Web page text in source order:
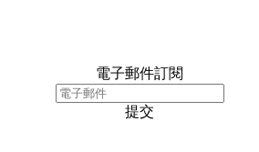
電子郵件訂閱
提交